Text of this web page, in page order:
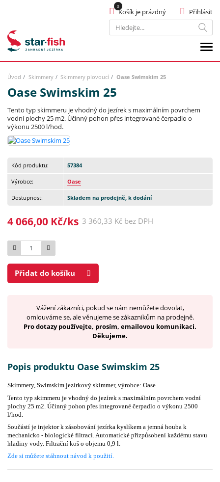
Hledat
Přihlásit
Košík je prázdný
Úvod Skimmery Skimmery plovoucí Oase Swimskim 25
Oase Swimskim 25
Tento typ skimmeru je vhodný do jezírek s maximálním povrchem
vodní plochy 25 m2. Účinný pohon přes integrované čerpadlo o
výkonu 2500 l/hod.
Kód produktu: 57384
Výrobce: Oase
Dostupnost: Skladem na prodejně, k dodání
4 066,00 Kč/ks 3 360,33 Kč bez DPH
Počet
Přidat do košíku
Vážení zákazníci, pokud se nám nemůžete dovolat,
omlouváme se, ale věnujeme se zákazníkům na prodejně.
Pro dotazy používejte, prosím, emailovou komunikaci.
Děkujeme.
Popis produktu Oase Swimskim 25
Skimmery, Swimskim jezírkový skimmer, výrobce: Oase
Tento typ skimmeru je vhodný do jezírek s maximálním povrchem vodní
plochy 25 m2. Účinný pohon přes integrované čerpadlo o výkonu 2500
l/hod.
Součástí je injektor k zásobování jezírka kyslíkem a jemná houba k
mechanicko - biologické filtraci. Automatické přizpůsobení každému stavu
hladiny vody. Filtrační koš o objemu 0,9 l.
Zde si můžete stáhnout návod k použití.